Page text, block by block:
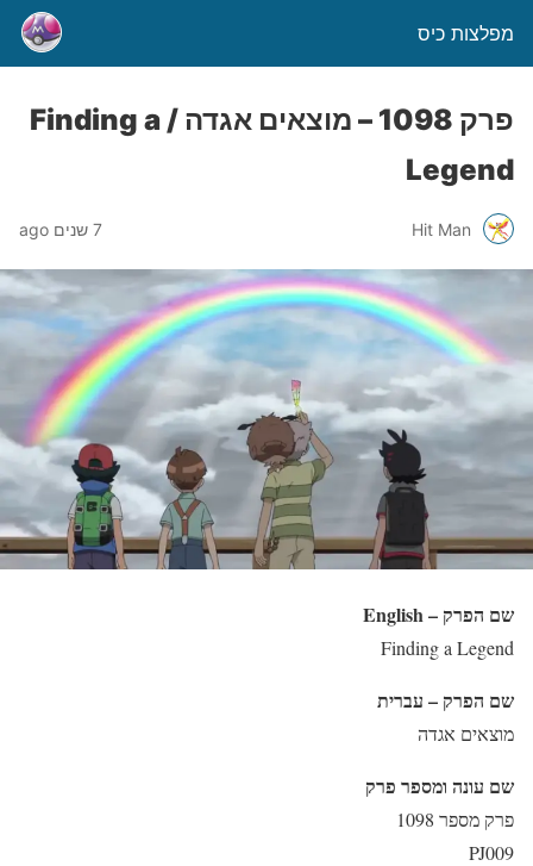
מפלצות כיס
פרק 1098 – מוצאים אגדה / Finding a
Legend
Hit Man 7 שנים ago
שם הפרק – English
Finding a Legend
שם הפרק – עברית
מוצאים אגדה
שם עונה ומספר פרק
פרק מספר 1098
PJ009